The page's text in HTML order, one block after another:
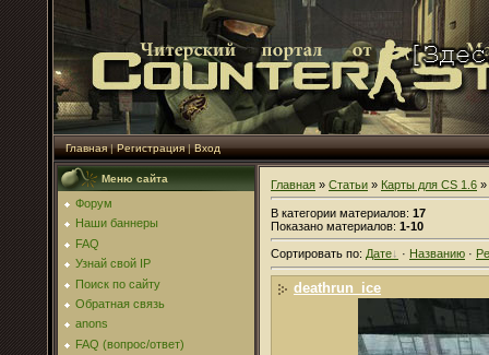
Главная|Регистрация|Вход
Меню сайта
Форум
Наши баннеры
FAQ
Узнай свой IP
Поиск по сайту
Обратная связь
anons
FAQ (вопрос/ответ)
Главная » Статьи » Карты для CS 1.6 »
В категории материалов: 17
Показано материалов: 1-10
Сортировать по: Дате · Названию ·
deathrun_ice